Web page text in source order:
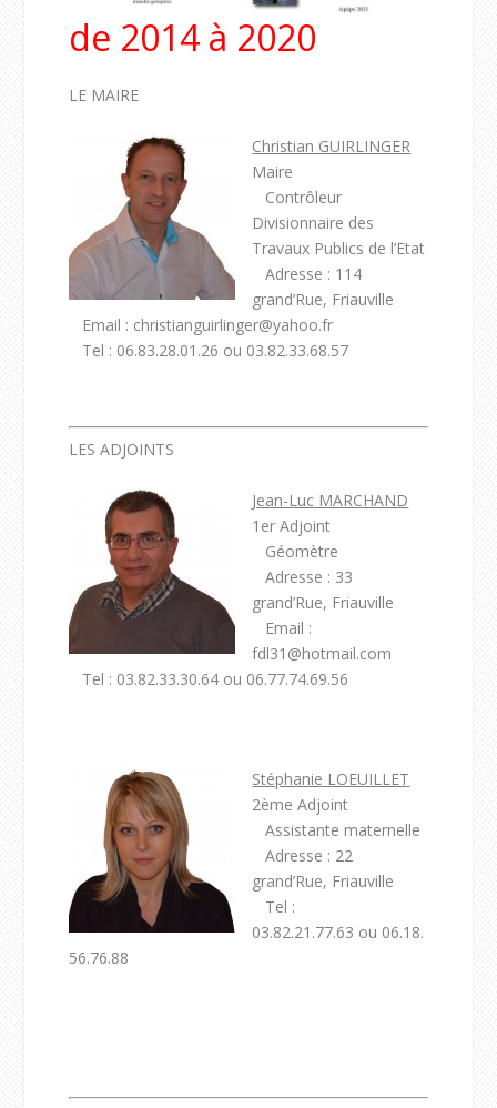
de 2014 à 2020
LE MAIRE
Christian GUIRLINGER
Maire
Contrôleur
Divisionnaire des
Travaux Publics de l’Etat
Adresse : 114
grand’Rue, Friauville
Email : christianguirlinger@yahoo.fr
Tel : 06.83.28.01.26 ou 03.82.33.68.57
LES ADJOINTS
Jean-Luc MARCHAND
1er Adjoint
Géomètre
Adresse : 33
grand’Rue, Friauville
Email :
fdl31@hotmail.com
Tel : 03.82.33.30.64 ou 06.77.74.69.56
Stéphanie LOEUILLET
2ème Adjoint
Assistante maternelle
Adresse : 22
grand’Rue, Friauville
Tel :
03.82.21.77.63 ou 06.18.
56.76.88